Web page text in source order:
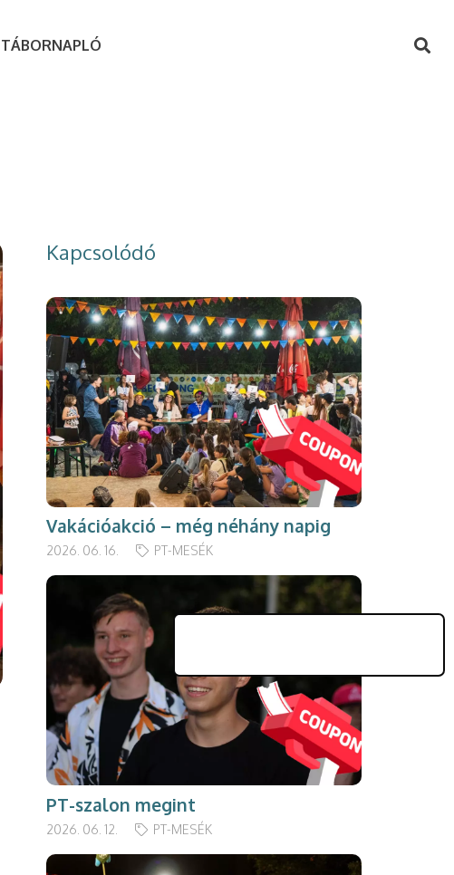
TÁBORNAPLÓ
Kapcsolódó
Vakációakció – még néhány napig
2026. 06. 16. PT-MESÉK
PT-szalon megint
2026. 06. 12. PT-MESÉK